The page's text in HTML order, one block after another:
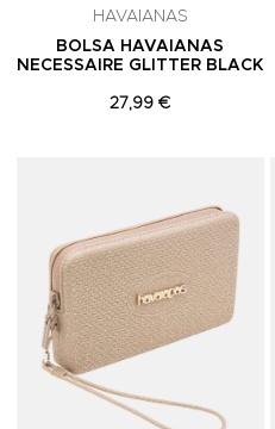
HAVAIANAS
BOLSA HAVAIANAS
NECESSAIRE GLITTER BLACK
27,99 €